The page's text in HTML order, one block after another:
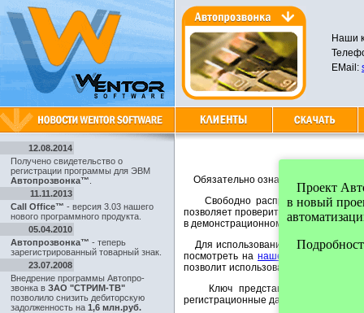
Наши
EMail:
12.08.2014
Получено свидетельство о
регистрации программы для ЭВМ
Автопрозвонка™
11.11.2013
Call Office™ - версия 3.03 нашего
нового программного продукта.
05.04.2010
Автопрозвонка™ - теперь
зарегистрированный товарный знак.
23.07.2008
Внедрение программы Автопро-
звонка в ЗАО "СТРИМ-ТВ"
позволило снизить дебиторскую
задолженность на 1,6 млн.руб.
Обязательно ознакомьтесь с
Свободно распространяемая
позволяет проверить
в демонстрационном режиме в
Для использования программы без
посмотреть на нашем сайте
позволит использовать программу
Ключ представляет собой
регистрационные данные, а так же
Проект
в новый